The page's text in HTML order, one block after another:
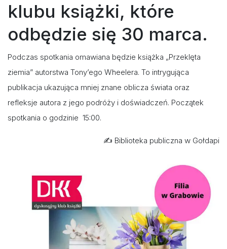
klubu książki, które
odbędzie się 30 marca.
Podczas spotkania omawiana będzie książka „Przeklęta
ziemia” autorstwa Tony’ego Wheelera. To intrygująca
publikacja ukazująca mniej znane oblicza świata oraz
refleksje autora z jego podróży i doświadczeń. Początek
spotkania o godzinie 15:00.
✍️ Biblioteka publiczna w Gołdapi